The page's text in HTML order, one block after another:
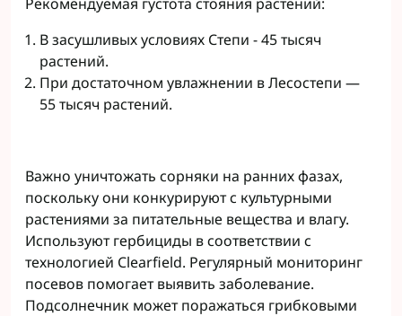
В засушливых условиях Степи - 45 тысяч
растений.
При достаточном увлажнении в Лесостепи —
55 тысяч растений.
Важно уничтожать сорняки на ранних фазах,
поскольку они конкурируют с культурными
растениями за питательные вещества и влагу.
Используют гербициды в соответствии с
технологией Clearfield. Регулярный мониторинг
посевов помогает выявить заболевание.
Подсолнечник может поражаться грибковыми